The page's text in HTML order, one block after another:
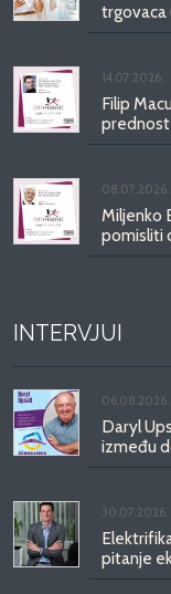
trgovaca
14.07.2026.
Filip
prednost
08.07.2026.
Miljenko
pomisliti
INTERVJUI
06.08.2026.
Daryl
između
30.07.2026.
pitanje